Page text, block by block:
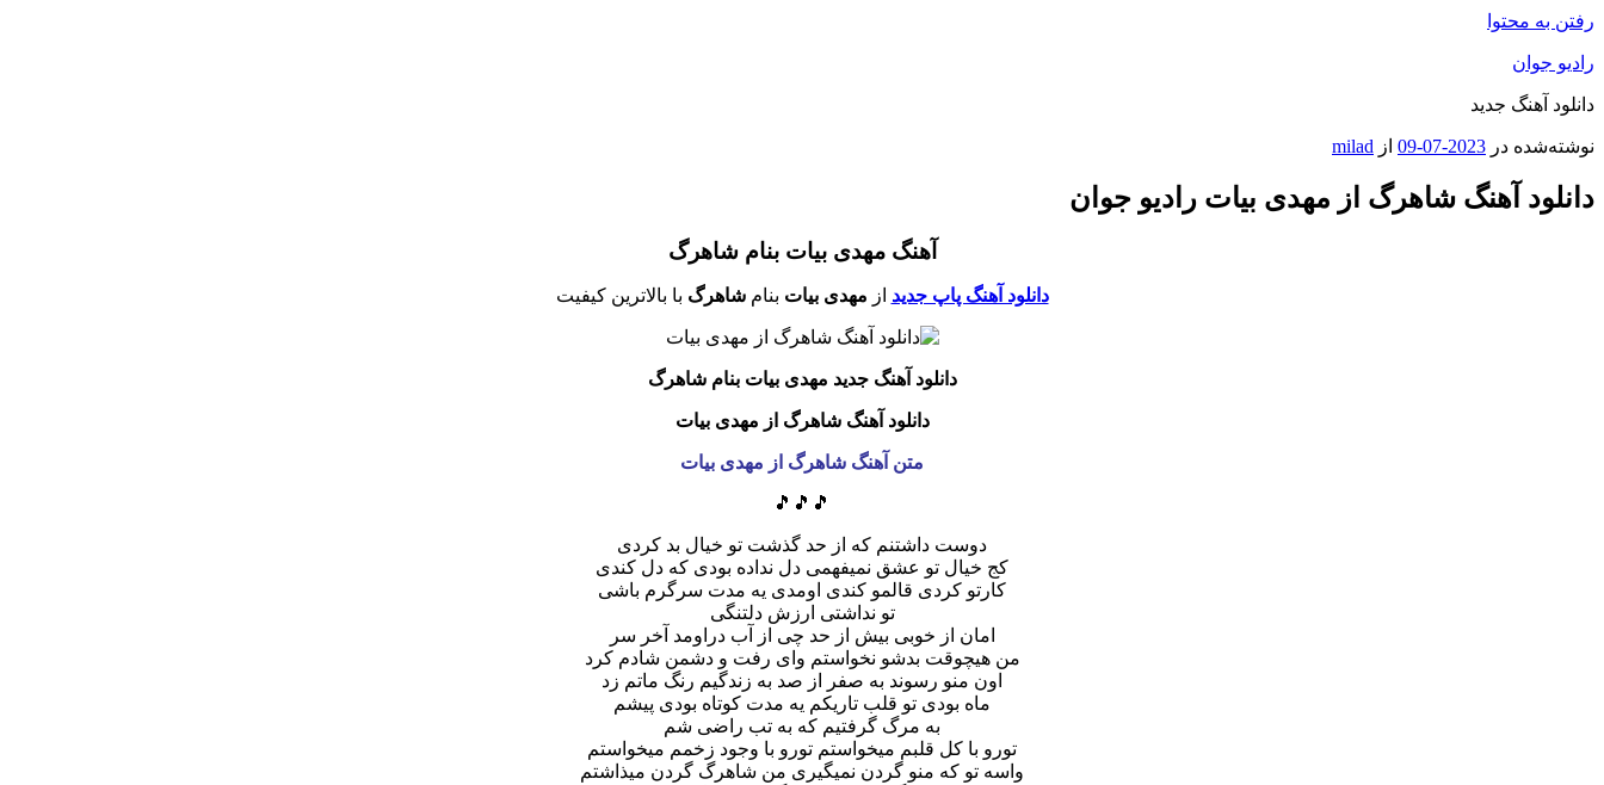
رفتن به محتوا
رادیو جوان
دانلود آهنگ جدید
نوشته‌شده در 2023-07-09 از milad
دانلود آهنگ شاهرگ از مهدی بیات رادیو جوان
آهنگ مهدی بیات بنام شاهرگ
دانلود آهنگ پاپ جدید از مهدی بیات بنامشاهرگ با بالاترین کیفیت
دانلود آهنگ جدید مهدی بیات بنام شاهرگ
دانلود آهنگ شاهرگ از مهدی بیات
متن آهنگ شاهرگ از مهدی بیات
🎵🎵🎵
دوست داشتنم که از حد گذشت تو خیال بد کردی
کج خیال تو عشق نمیفهمی دل نداده بودی که دل کندی
کارتو کردی قالمو کندی اومدی یه مدت سرگرم باشی
تو نداشتی ارزش دلتنگی
امان از خوبی بیش از حد چی از آب دراومد آخر سر
من هیچوقت بدشو نخواستم وای رفت و دشمن شادم کرد
اون منو رسوند به صفر از صد به زندگیم رنگ ماتم زد
ماه بودی تو قلب تاریکم یه مدت کوتاه بودی پیشم
به مرگ گرفتیم که به تب راضی شم
تورو با کل قلبم میخواستم تورو با وجود زخمم میخواستم
واسه تو که منو گردن نمیگیری من شاهرگ گردن میذاشتم